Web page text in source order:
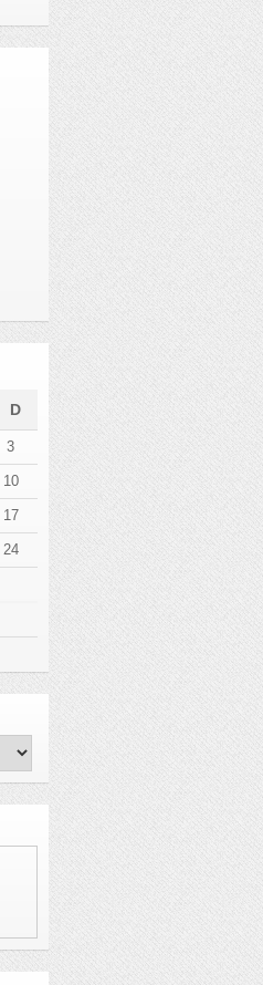
D
3
10
17
24